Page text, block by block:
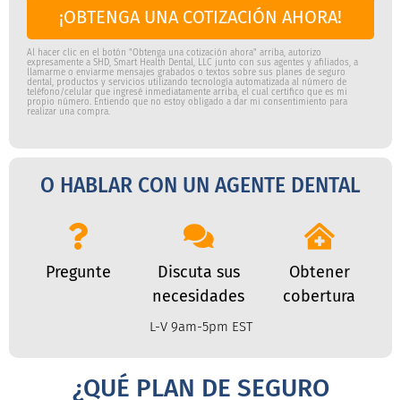
¡OBTENGA UNA COTIZACIÓN AHORA!
Al hacer clic en el botón "Obtenga una cotización ahora" arriba, autorizo
expresamente a SHD, Smart Health Dental, LLC junto con sus agentes y afiliados, a
llamarme o enviarme mensajes grabados o textos sobre sus planes de seguro
dental, productos y servicios utilizando tecnología automatizada al número de
teléfono/celular que ingresé inmediatamente arriba, el cual certifico que es mi
propio número. Entiendo que no estoy obligado a dar mi consentimiento para
realizar una compra.
O HABLAR CON UN AGENTE DENTAL
Pregunte
Discuta sus
necesidades
Obtener
cobertura
L-V 9am-5pm EST
¿QUÉ PLAN DE SEGURO